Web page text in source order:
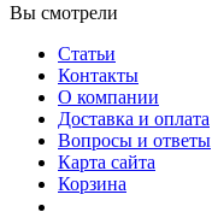
Вы смотрели
Статьи
Контакты
О компании
Доставка и оплата
Вопросы и ответы
Карта сайта
Корзина